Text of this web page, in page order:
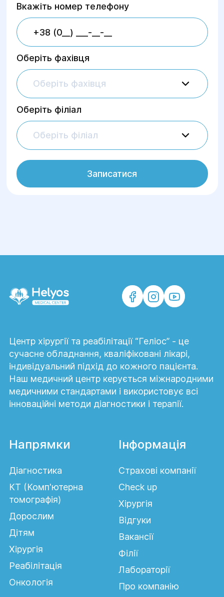
Вкажіть номер телефону
Оберіть фахівця
Оберіть фахівця
Оберіть філіал
Оберіть філіал
Записатися
Центр хірургії та реабілітації “Геліос” - це
сучасне обладнання, кваліфіковані лікарі,
індивідуальний підхід до кожного пацієнта.
Наш медичний центр керується міжнародними
медичними стандартами і використовує всі
інноваційні методи діагностики і терапії.
Напрямки
Діагностика
КТ (Комп'ютерна
томографія)
Дорослим
Дітям
Хірургія
Реабілітація
Онкологія
Інформація
Страхові компанії
Сheck up
Хірургія
Відгуки
Вакансії
Філії
Лабораторії
Про компанію